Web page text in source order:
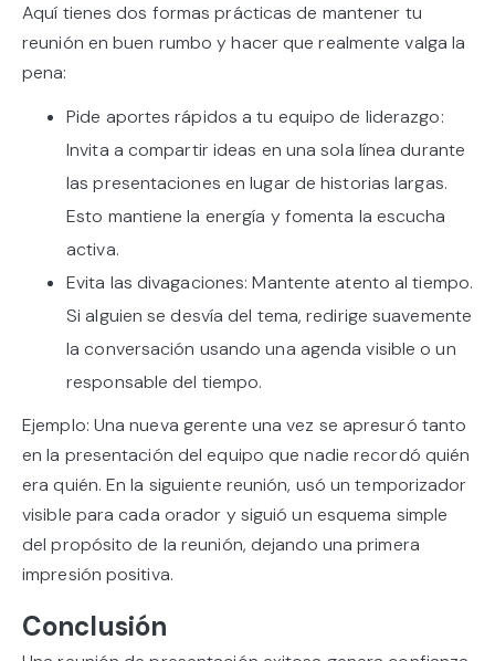
Aquí tienes dos formas prácticas de mantener tu
reunión en buen rumbo y hacer que realmente valga la
pena:
Pide aportes rápidos a tu equipo de liderazgo:
Invita a compartir ideas en una sola línea durante
las presentaciones en lugar de historias largas.
Esto mantiene la energía y fomenta la escucha
activa.
Evita las divagaciones: Mantente atento al tiempo.
Si alguien se desvía del tema, redirige suavemente
la conversación usando una agenda visible o un
responsable del tiempo.
Ejemplo: Una nueva gerente una vez se apresuró tanto
en la presentación del equipo que nadie recordó quién
era quién. En la siguiente reunión, usó un temporizador
visible para cada orador y siguió un esquema simple
del propósito de la reunión, dejando una primera
impresión positiva.
Conclusión